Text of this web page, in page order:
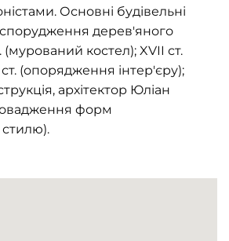
Основні будівельні
(спорудження дерев'яного
(мурований костел); XVII ст.
(опорядження інтер'єру);
архітектор Юліан
форм